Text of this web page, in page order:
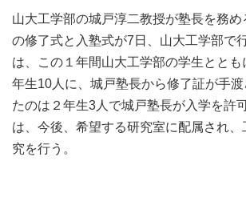
お申し込み
〒041-0801
北海道函館市桔梗町379-31
0138-34-2525
営業時間 9:00～18:00
〒950-
新潟県
山大工学部の城戸淳二教授が塾長を務
の修了式と入塾式が7日、山大工学部で
は、この１年間山大工学部の学生とと
年生10人に、城戸塾長から修了証が手
たのは２年生3人で城戸塾長が入学を許
は、今後、希望する研究室に配属され
究を行う。